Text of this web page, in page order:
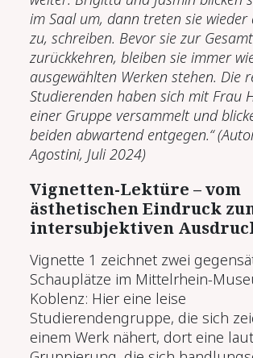
im Saal um, dann treten sie wieder
zu, schreiben. Bevor sie zur
zurückkehren, bleiben sie immer
ausgewählten Werken stehen. Die
Studierenden haben sich mit Frau
einer Gruppe versammelt und
beiden abwartend entgegen.“
Agostini, Juli 2024)
Vignetten-Lektüre – vom
ästhetischen Eindruck
intersubjektiven
Vignette 1 zeichnet zwei
Schauplätze im Mittelrhein-
Koblenz: Hier eine leise
Studierendengruppe, die sich
einem Werk nähert, dort eine